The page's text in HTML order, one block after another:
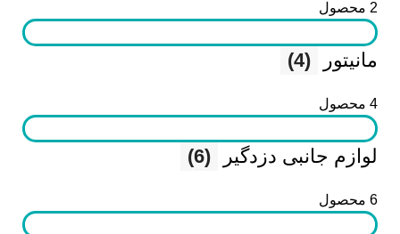
2 محصول
مانیتور (4)
4 محصول
لوازم جانبی دزدگیر (6)
6 محصول